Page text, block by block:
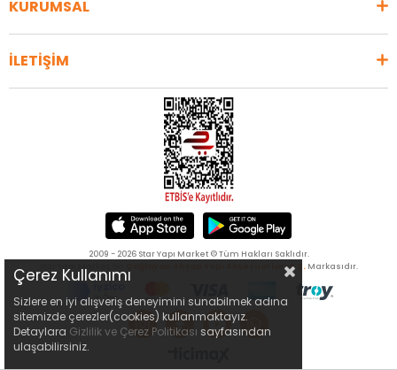
KURUMSAL
İLETİŞİM
2009 - 2026 Star Yapı Market © Tüm Hakları Saklıdır.
Çağlayan Ahşap Yapı Aksesuarları A.Ş. Markasıdır.
Çerez Kullanımı
Sizlere en iyi alışveriş deneyimini sunabilmek adına
sitemizde çerezler(cookies) kullanmaktayız.
Detaylara Gizlilik ve Çerez Politikası sayfasından
ulaşabilirsiniz.